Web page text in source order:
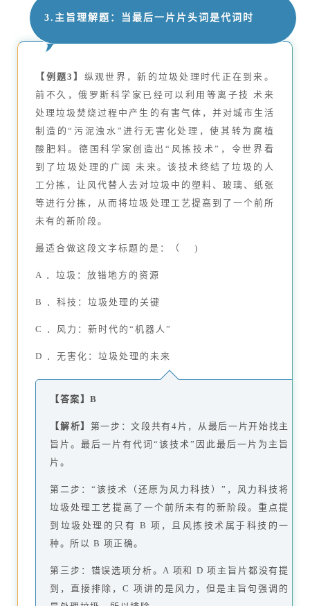
3.主旨理解题：当最后一片片头词是代词时
【例题3】 纵观世界，新的垃圾处理时代正在到来。
前不久，俄罗斯科学家已经可以利用等离子技 术来
处理垃圾焚烧过程中产生的有害气体，并对城市生活
制造的“污泥浊水”进行无害化处理，使其转为腐植
酸肥料。德国科学家创造出“风拣技术”，令世界看
到了垃圾处理的广阔 未来。该技术终结了垃圾的人
工分拣，让风代替人去对垃圾中的塑料、玻璃、纸张
等进行分拣，从而将垃圾处理工艺提高到了一个前所
未有的新阶段。
最适合做这段文字标题的是：（ )
A ．垃圾：放错地方的资源
B ．科技：垃圾处理的关键
C ．风力：新时代的“机器人”
D ．无害化：垃圾处理的未来
【答案】B
【解析】 第一步：文段共有4片，从最后一片开始找主
旨片。最后一片有代词“该技术”因此最后一片为主旨
片。
第二步：“该技术（还原为风力科技）”，风力科技将
垃圾处理工艺提高了一个前所未有的新阶段。重点提
到垃圾处理的只有 B 项，且风拣技术属于科技的一
种。所以 B 项正确。
第三步：错误选项分析。A 项和 D 项主旨片都没有提
到，直接排除，C 项讲的是风力，但是主旨句强调的